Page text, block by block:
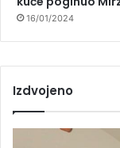
16/01/2024
Izdvojeno